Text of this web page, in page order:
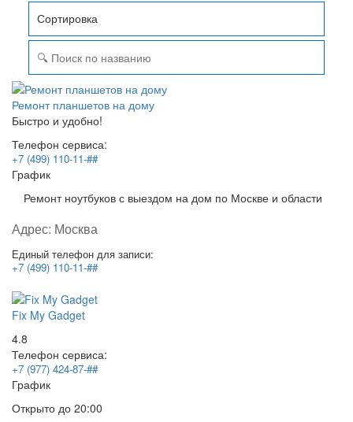
Сортировка
Ремонт планшетов на дому
Быстро и удобно!
Телефон сервиса:
+7 (499) 110-11-##
График
Ремонт ноутбуков с выездом на дом по Москве и области
Адрес: Москва
Единый телефон для записи:
+7 (499) 110-11-##
Fix My Gadget
4.8
Телефон сервиса:
+7 (977) 424-87-##
График
Открыто до 20:00